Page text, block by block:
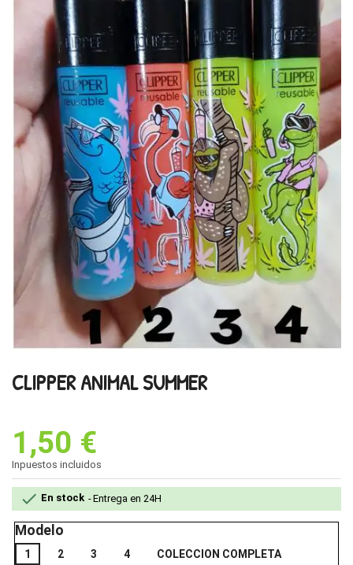
CLIPPER ANIMAL SUMMER
1,50 €
Inpuestos incluidos
 En stock Entrega en 24H
Modelo
1 2 3 4 COLECCION COMPLETA